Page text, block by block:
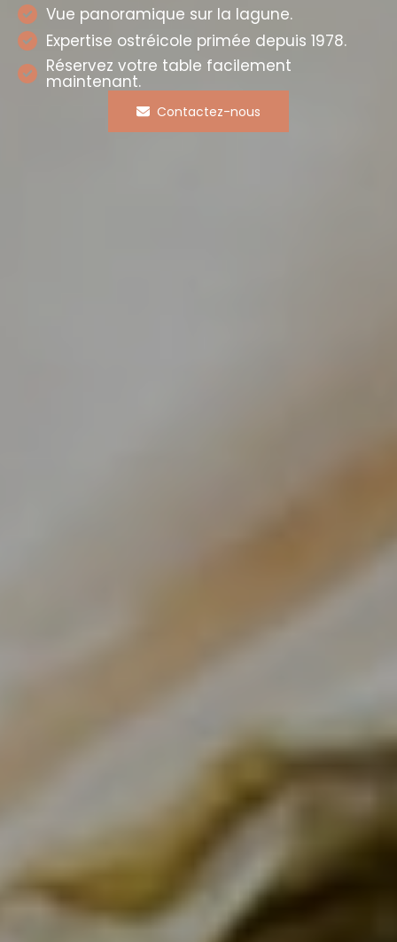
Vue panoramique sur la lagune.
Expertise ostréicole primée depuis 1978.
Réservez votre table facilement
maintenant.
Contactez-nous